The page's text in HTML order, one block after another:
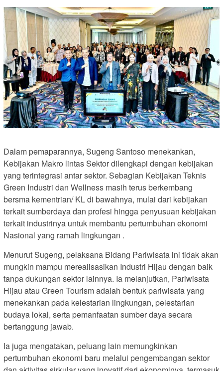
Dalam pemaparannya, Sugeng Santoso menekankan,
Kebijakan Makro lintas Sektor dilengkapi dengan kebijakan
yang terintegrasi antar sektor. Sebagian Kebijakan Teknis
Green Industri dan Wellness masih terus berkembang
bersma kementrian/ KL di bawahnya, mulai dari kebijakan
terkait sumberdaya dan profesi hingga penyusuan kebijakan
terkait industrinya untuk membantu pertumbuhan ekonomi
Nasional yang ramah lingkungan .
Menurut Sugeng, pelaksana Bidang Pariwisata ini tidak akan
mungkin mampu merealisasikan Industri Hijau dengan baik
tanpa dukungan sektor lainnya. Ia melanjutkan, Pariwisata
Hijau atau Green Tourism adalah bentuk pariwisata yang
menekankan pada kelestarian lingkungan, pelestarian
budaya lokal, serta pemanfaatan sumber daya secara
bertanggung jawab.
Ia juga mengatakan, peluang lain memungkinkan
pertumbuhan ekonomi baru melalui pengembangan sektor